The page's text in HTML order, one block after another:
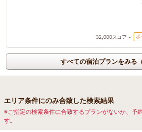
32,000スコア～ ポ
すべての宿泊プランをみる（
エリア条件にのみ合致した検索結果
※ご指定の検索条件に合致するプランがないか、予
す。